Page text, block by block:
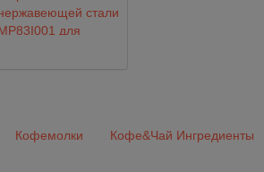
стали
для
Кофемолки Кофе&Чай Ингредиенты